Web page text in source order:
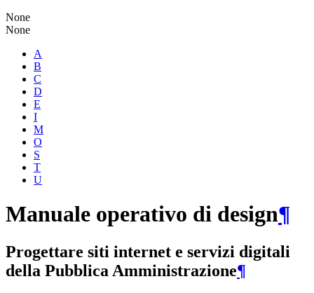
None
None
A
B
C
D
E
I
M
O
S
T
U
Manuale operativo di design¶
Progettare siti internet e servizi digitali
della Pubblica Amministrazione¶